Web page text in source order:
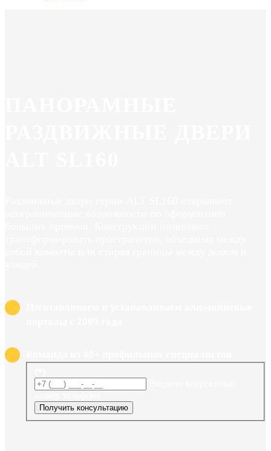
Получить консультацию